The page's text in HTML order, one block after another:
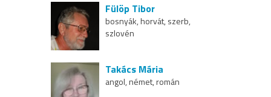
Fülöp Tibor
bosnyák, horvát, szerb,
szlovén
Takács Mária
angol, német, román